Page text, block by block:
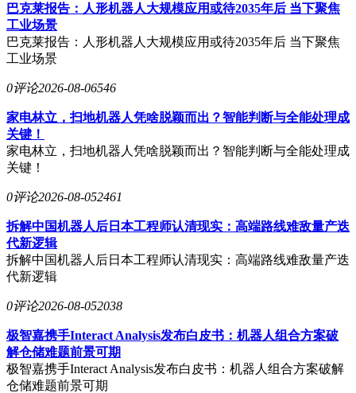
巴克莱报告：人形机器人大规模应用或待2035年后 当下聚焦
工业场景
巴克莱报告：人形机器人大规模应用或待2035年后 当下聚焦
工业场景
0评论2026-08-06546
家电林立，扫地机器人凭啥脱颖而出？智能判断与全能处理成
关键！
家电林立，扫地机器人凭啥脱颖而出？智能判断与全能处理成
关键！
0评论2026-08-052461
拆解中国机器人后日本工程师认清现实：高端路线难敌量产迭
代新逻辑
拆解中国机器人后日本工程师认清现实：高端路线难敌量产迭
代新逻辑
0评论2026-08-052038
极智嘉携手Interact Analysis发布白皮书：机器人组合方案破
解仓储难题前景可期
极智嘉携手Interact Analysis发布白皮书：机器人组合方案破解
仓储难题前景可期